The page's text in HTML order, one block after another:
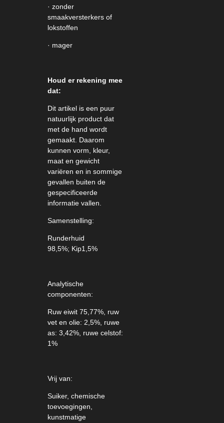
· zonder
smaakversterkers of
lokstoffen
· mager
Houd er rekening mee
dat:
Dit artikel is een puur
natuurlijk product dat
met de hand wordt
gemaakt. Daarom
kunnen vorm, kleur,
maat en gewicht
variëren en in sommige
gevallen buiten de
gespecificeerde
informatie vallen.
Samenstelling:
Runderhuid
98,5%; Kip1,5%
Analytische
componenten:
Ruw eiwit 75,77%, ruw
vet en olie: 2,5%, ruwe
as: 3,42%, ruwe celstof:
1%
Vrij van:
Suiker, chemische
toevoegingen,
kunstmatige